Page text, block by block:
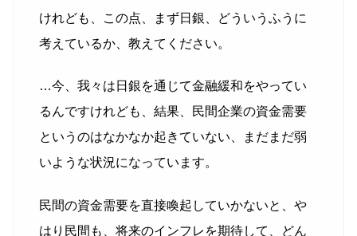
けれども、この点、まず日銀、どういうふうに
考えているか、教えてください。
…今、我々は日銀を通じて金融緩和をやってい
るんですけれども、結果、民間企業の資金需要
というのはなかなか起きていない、まだまだ弱
いような状況になっています。
民間の資金需要を直接喚起していかないと、や
はり民間も、将来のインフレを期待して、どん